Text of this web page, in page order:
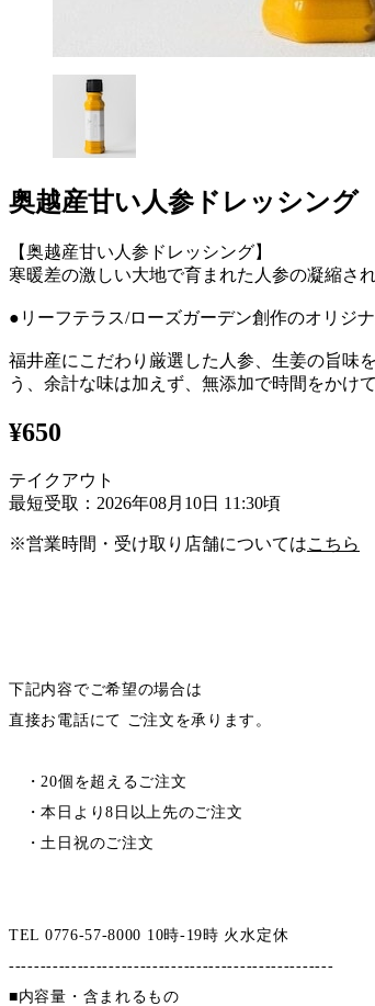
奥越産甘い人参ドレッシング
【奥越産甘い人参ドレッシング】
寒暖差の激しい大地で育まれた人参の凝縮さ
●リーフテラス/ローズガーデン創作のオリジ
福井産にこだわり厳選した人参、生姜の旨味
う、余計な味は加えず、無添加で時間をかけ
¥650
テイクアウト
最短受取：2026年08月10日 11:30頃
※営業時間・受け取り店舗についてはこちら
下記内容でご希望の場合は
直接お電話にて ご注文を承ります。
・20個を超えるご注文
・本日より8日以上先のご注文
・土日祝のご注文
TEL 0776-57-8000 10時-19時 火水定休
----------------------------------------------------
■内容量・含まれるもの